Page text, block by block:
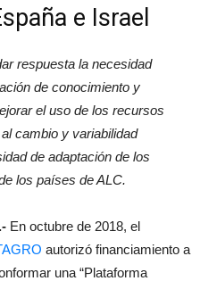
e Israel
respuesta la necesidad
de conocimiento y
el uso de los recursos
cambio y variabilidad
de adaptación de los
los países de ALC.
En octubre de 2018, el
autorizó financiamiento a
una “Plataforma